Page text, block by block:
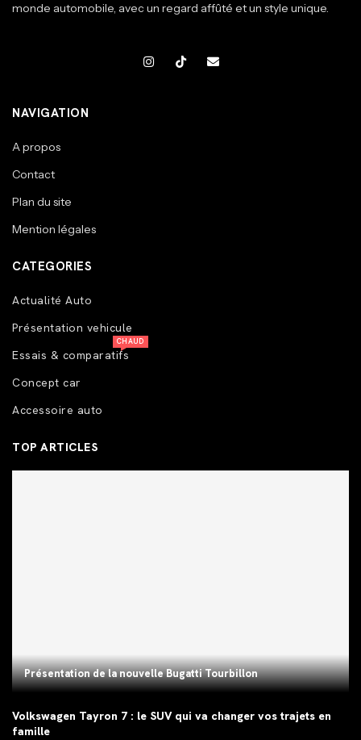
monde automobile, avec un regard affûté et un style unique.
NAVIGATION
A propos
Contact
Plan du site
Mention légales
CATEGORIES
Actualité Auto
Présentation vehicule
Essais & comparatifs
CHAUD
Concept car
Accessoire auto
TOP ARTICLES
Présentation de la nouvelle Bugatti Tourbillon
Volkswagen Tayron 7 : le SUV qui va changer vos trajets en
famille